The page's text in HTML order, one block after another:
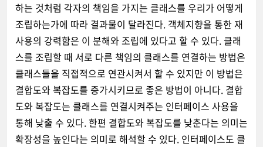
하는 것처럼 각자의 책임을 가지는 클래스를 우리가 어떻게
조립하는가에 따라 결과물이 달라진다. 객체지향을 통한 재
사용의 강력함은 이 분해와 조립에 있다고 할 수 있다. 클래
스를 조립할 때 서로 다른 책임의 클래스를 연결하는 방법은
클래스들을 직접적으로 연관시켜서 할 수 있지만 이 방법은
결합도와 복잡도를 증가시키므로 좋은 방법이 아니다. 결합
도와 복잡도는 클래스를 연결시켜주는 인터페이스 사용을
통해 낮출 수 있다. 한편 결합도와 복잡도를 낮춘다는 의미는
확장성을 높인다는 의미로 해석할 수 있다. 인터페이스도 클